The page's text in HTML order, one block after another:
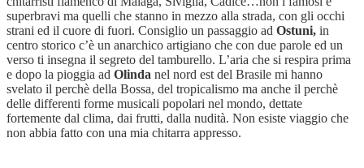
superbravi ma quelli che stanno in mezzo alla strada, con gli occhi
strani ed il cuore di fuori. Consiglio un passaggio ad Ostuni, in
centro storico c’è un anarchico artigiano che con due parole ed un
verso ti insegna il segreto del tamburello. L’aria che si respira prima
e dopo la pioggia ad Olinda nel nord est del Brasile mi hanno
svelato il perchè della Bossa, del tropicalismo ma anche il perchè
delle differenti forme musicali popolari nel mondo, dettate
fortemente dal clima, dai frutti, dalla nudità. Non esiste viaggio che
non abbia fatto con una mia chitarra appresso.